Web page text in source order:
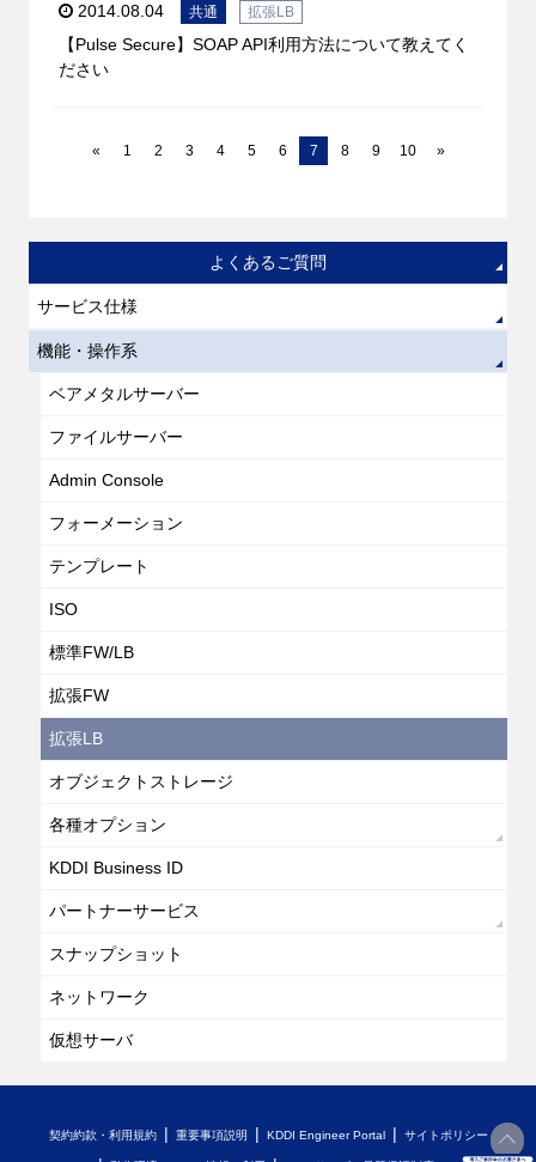
2014.08.04 共通 拡張LB
【Pulse Secure】SOAP API利用方法について教えてく
ださい
« 1 2 3 4 5 6 7 8 9 10 »
よくあるご質問
サービス仕様
機能・操作系
ベアメタルサーバー
ファイルサーバー
Admin Console
フォーメーション
テンプレート
ISO
標準FW/LB
拡張FW
拡張LB
オブジェクトストレージ
各種オプション
KDDI Business ID
パートナーサービス
スナップショット
ネットワーク
仮想サーバ
契約約款・利用規約 重要事項説明 KDDI Engineer Portal サイトポリシー